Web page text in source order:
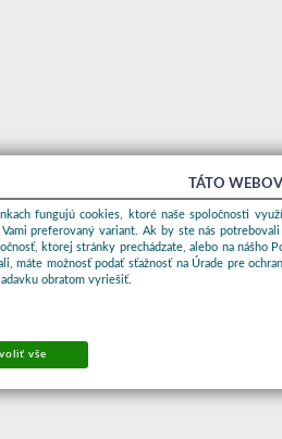
TÁTO
fungujú cookies, ktoré naše spoločnosti
preferovaný variant. Ak by ste nás
ktorej stránky prechádzate, alebo na nášho
máte možnosť podať sťažnosť na Úrade pre
obratom vyriešiť.
vše